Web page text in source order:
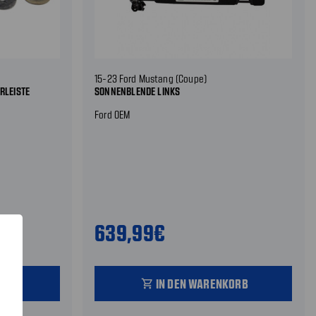
15-23 Ford Mustang (Coupe)
SONNENBLENDE LINKS
Ford OEM
639,99€
shopping_cart IN DEN WARENKORB